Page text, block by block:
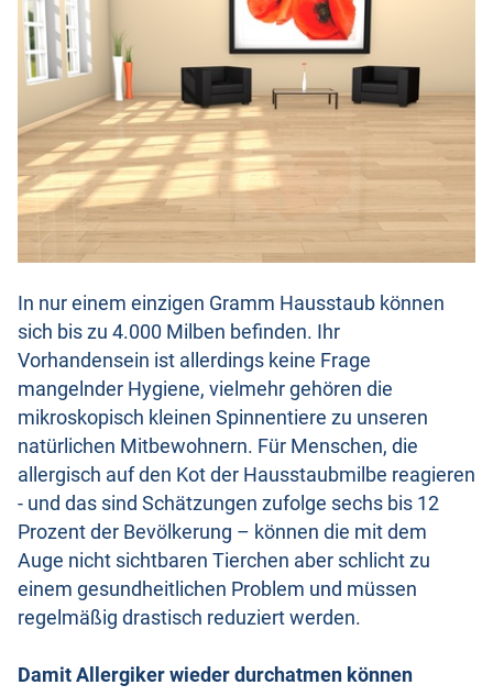
In nur einem einzigen Gramm Hausstaub können
sich bis zu 4.000 Milben befinden. Ihr
Vorhandensein ist allerdings keine Frage
mangelnder Hygiene, vielmehr gehören die
mikroskopisch kleinen Spinnentiere zu unseren
natürlichen Mitbewohnern. Für Menschen, die
allergisch auf den Kot der Hausstaubmilbe reagieren
- und das sind Schätzungen zufolge sechs bis 12
Prozent der Bevölkerung – können die mit dem
Auge nicht sichtbaren Tierchen aber schlicht zu
einem gesundheitlichen Problem und müssen
regelmäßig drastisch reduziert werden.
Damit Allergiker wieder durchatmen können